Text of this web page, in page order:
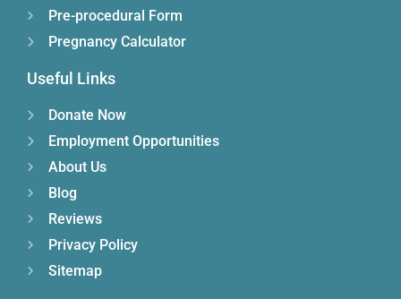
Pre-procedural Form
Pregnancy Calculator
Useful Links
Donate Now
Employment Opportunities
About Us
Blog
Reviews
Privacy Policy
Sitemap